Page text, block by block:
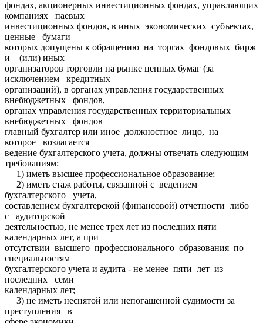
фондах, акционерных инвестиционных фондах, управляющих
компаниях паевых
инвестиционных фондов, в иных экономических субъектах,
ценные бумаги
которых допущены к обращению на торгах фондовых бирж
и (или) иных
организаторов торговли на рынке ценных бумаг (за
исключением кредитных
организаций), в органах управления государственных
внебюджетных фондов,
органах управления государственных территориальных
внебюджетных фондов
главный бухгалтер или иное должностное лицо, на
которое возлагается
ведение бухгалтерского учета, должны отвечать следующим
требованиям:
1) иметь высшее профессиональное образование;
2) иметь стаж работы, связанной с ведением
бухгалтерского учета,
составлением бухгалтерской (финансовой) отчетности либо
с аудиторской
деятельностью, не менее трех лет из последних пяти
календарных лет, а при
отсутствии высшего профессионального образования по
специальностям
бухгалтерского учета и аудита - не менее пяти лет из
последних семи
календарных лет;
3) не иметь неснятой или непогашенной судимости за
преступления в